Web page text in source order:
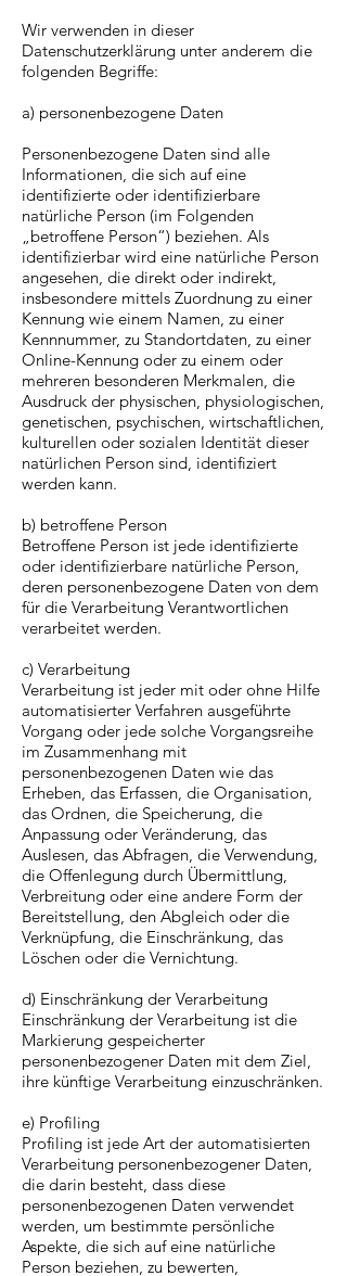
Wir verwenden in dieser
Datenschutzerklärung unter anderem die
folgenden Begriffe:
a) personenbezogene Daten
Personenbezogene Daten sind alle
Informationen, die sich auf eine
identifizierte oder identifizierbare
natürliche Person (im Folgenden
„betroffene Person“) beziehen. Als
identifizierbar wird eine natürliche Person
angesehen, die direkt oder indirekt,
insbesondere mittels Zuordnung zu einer
Kennung wie einem Namen, zu einer
Kennnummer, zu Standortdaten, zu einer
Online-Kennung oder zu einem oder
mehreren besonderen Merkmalen, die
Ausdruck der physischen, physiologischen,
genetischen, psychischen, wirtschaftlichen,
kulturellen oder sozialen Identität dieser
natürlichen Person sind, identifiziert
werden kann.
b) betroffene Person
Betroffene Person ist jede identifizierte
oder identifizierbare natürliche Person,
deren personenbezogene Daten von dem
für die Verarbeitung Verantwortlichen
verarbeitet werden.
c) Verarbeitung
Verarbeitung ist jeder mit oder ohne Hilfe
automatisierter Verfahren ausgeführte
Vorgang oder jede solche Vorgangsreihe
im Zusammenhang mit
personenbezogenen Daten wie das
Erheben, das Erfassen, die Organisation,
das Ordnen, die Speicherung, die
Anpassung oder Veränderung, das
Auslesen, das Abfragen, die Verwendung,
die Offenlegung durch Übermittlung,
Verbreitung oder eine andere Form der
Bereitstellung, den Abgleich oder die
Verknüpfung, die Einschränkung, das
Löschen oder die Vernichtung.
d) Einschränkung der Verarbeitung
Einschränkung der Verarbeitung ist die
Markierung gespeicherter
personenbezogener Daten mit dem Ziel,
ihre künftige Verarbeitung einzuschränken.
e) Profiling
Profiling ist jede Art der automatisierten
Verarbeitung personenbezogener Daten,
die darin besteht, dass diese
personenbezogenen Daten verwendet
werden, um bestimmte persönliche
Aspekte, die sich auf eine natürliche
Person beziehen, zu bewerten,